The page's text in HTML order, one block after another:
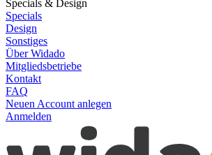
Specials & Design
Specials
Design
Sonstiges
Über Widado
Mitgliedsbetriebe
Kontakt
FAQ
Neuen Account anlegen
Anmelden